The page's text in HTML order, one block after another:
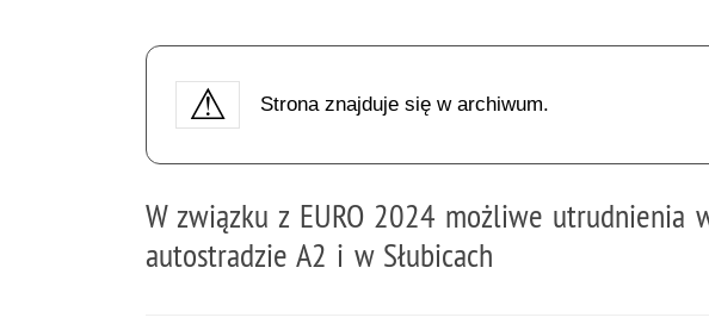
Strona znajduje się w archiwum.
W związku z EURO 2024 możliwe utrudnienia
autostradzie A2 i w Słubicach